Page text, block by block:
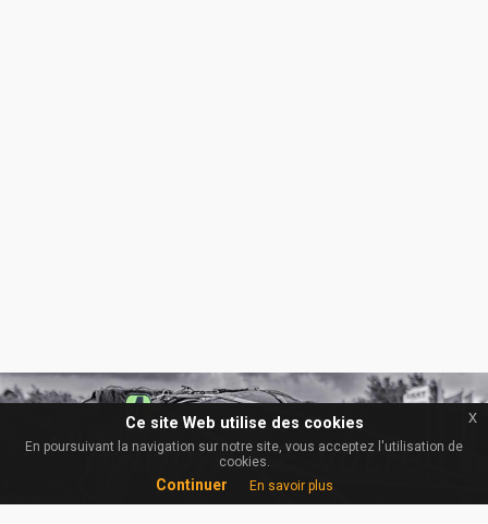
"Annoncez votre
Ce site Web utilise des cookies
En poursuivant la navigation sur notre site, vous acceptez l'utilisation de
cookies.
Continuer En savoir plus
x
Ce site Web utilise des cookies
En poursuivant la navigation sur notre site, vous acceptez l'utilisation de
cookies.
Continuer En savoir plus
x